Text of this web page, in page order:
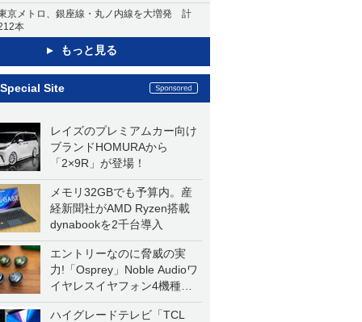
京メトロ、銀座線・丸ノ内線を大増発 計
本
もっと見る
Special Site
レイズのプレミアムカー向け
ブランドHOMURAから
「2×9R」が登場！
メモリ32GBでも予算内。産
経新聞社がAMD Ryzen搭載
dynabookを2千台導入
エントリーなのに脅威の実
力!「Osprey」Noble Audioワ
イヤレスイヤフォン4機種を
一気に聴く
ハイグレードテレビ「TCL